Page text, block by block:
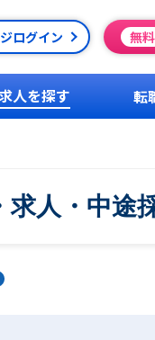
ログイン 無料
人を探す 転
求人・中途